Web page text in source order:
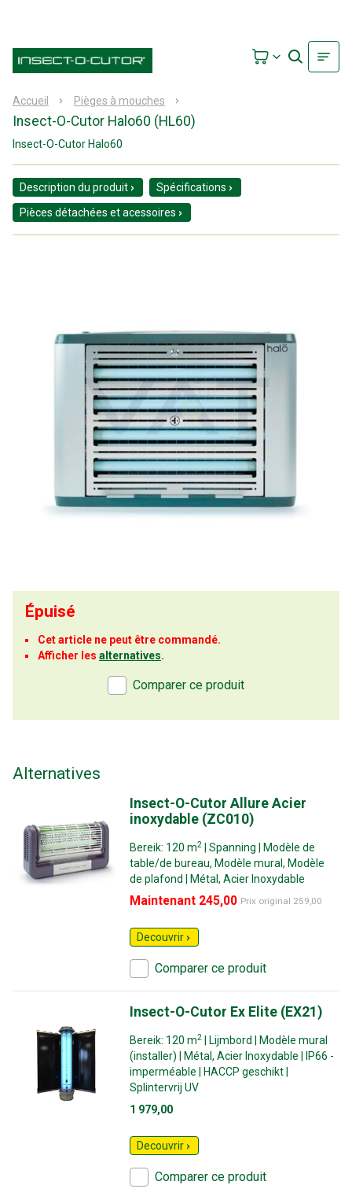
Accueil Pièges à mouches
Insect-O-Cutor Halo60 (HL60)
Insect-O-Cutor Halo60
Description du produit
Spécifications
Pièces détachées et acessoires
Épuisé
Cet article ne peut être commandé.
Afficher les alternatives.
Comparer ce produit
Alternatives
Insect-O-Cutor Allure Acier
inoxydable (ZC010)
Bereik: 120 m2
| Spanning | Modèle de
table/de bureau, Modèle mural, Modèle
de plafond | Métal, Acier Inoxydable
Maintenant 245,00 Prix original 259,00
Decouvrir
Comparer ce produit
Insect-O-Cutor Ex Elite (EX21)
Bereik: 120 m2
| Lijmbord | Modèle mural
(installer) | Métal, Acier Inoxydable | IP66 -
imperméable | HACCP geschikt |
Splintervrij UV
1 979,00
Decouvrir
Comparer ce produit